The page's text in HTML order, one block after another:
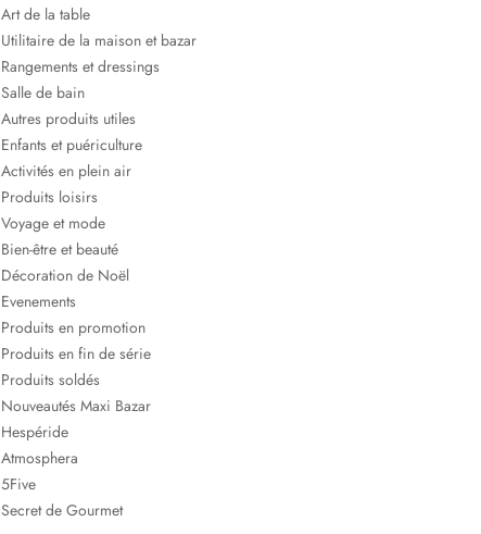
Art de la table
Utilitaire de la maison et bazar
Rangements et dressings
Salle de bain
Autres produits utiles
Enfants et puériculture
Activités en plein air
Produits loisirs
Voyage et mode
Bien-être et beauté
Décoration de Noël
Evenements
Produits en promotion
Produits en fin de série
Produits soldés
Nouveautés Maxi Bazar
Hespéride
Atmosphera
5Five
Secret de Gourmet